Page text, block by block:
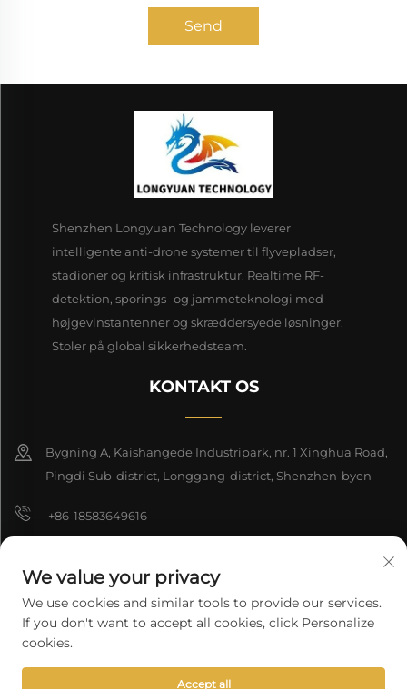
Send
Shenzhen Longyuan Technology leverer
intelligente anti-drone systemer til flyvepladser,
stadioner og kritisk infrastruktur. Realtime RF-
detektion, sporings- og jammeteknologi med
højgevinstantenner og skræddersyede løsninger.
Stoler på global sikkerhedsteam.
KONTAKT OS
Bygning A, Kaishangede Industripark, nr. 1 Xinghua Road,
Pingdi Sub-district, Longgang-district, Shenzhen-byen
+86-18583649616
8618165761396
Copyright © 2026 Shenzhen Longyuan Technology Co., Ltd. Alle
rettigheder forbeholdes.
We value your privacy
We use cookies and similar tools to provide our services.
If you don't want to accept all cookies, click Personalize
cookies.
Accept all